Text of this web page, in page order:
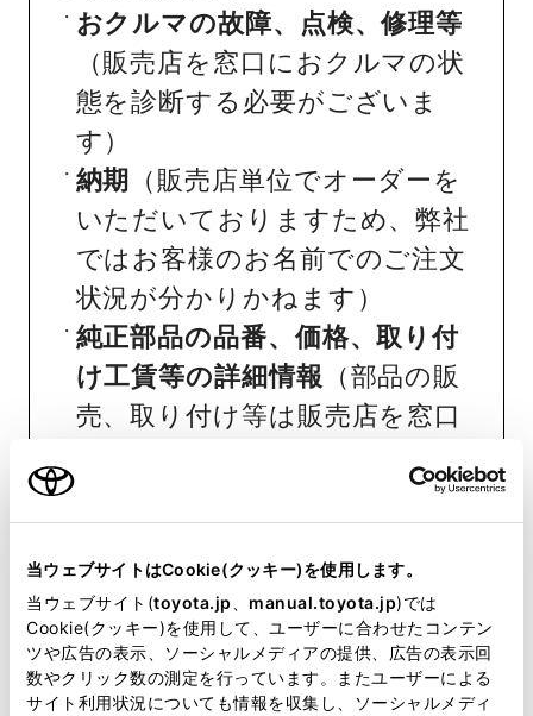
当ウェブサイトはCookie(クッキー)を使用します。
当ウェブサイト(toyota.jp manual.toyota.jp)では
Cookie(クッキー)を使用して、ユーザーに合わせたコンテン
ツや広告の表示、ソーシャルメディアの提供、広告の表示回
数やクリック数の測定を行っています。またユーザーによる
サイト利用状況についても情報を収集し、ソーシャルメディ
おクルマの故障、点検、修理等
（販売店を窓口におクルマの状
態を診断する必要がございま
す）
納期
（販売店単位でオーダーを
いただいておりますため、弊社
ではお客様のお名前でのご注文
状況が分かりかねます）
純正部品の品番、価格、取り付
け工賃等の詳細情報 （部品の販
売、取り付け等は販売店を窓口
トヨタ販売店へのお問い合わせ
等
おクルマに関するお問い合わせ
は、自動車検査証（車検証）をご